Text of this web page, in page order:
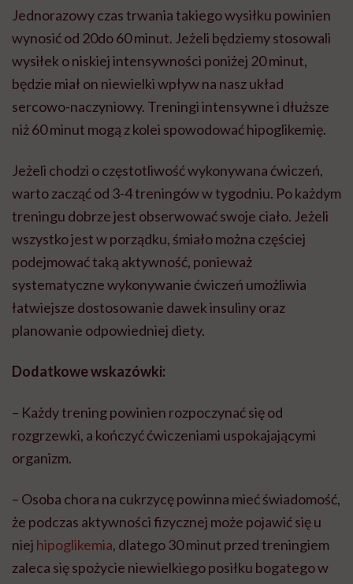
Jednorazowy czas trwania takiego wysiłku powinien
wynosić od 20do 60 minut. Jeżeli będziemy stosowali
wysiłek o niskiej intensywności poniżej 20 minut,
będzie miał on niewielki wpływ na nasz układ
sercowo-naczyniowy. Treningi intensywne i dłuższe
niż 60 minut mogą z kolei spowodować hipoglikemię.
Jeżeli chodzi o częstotliwość wykonywana ćwiczeń,
warto zacząć od 3-4 treningów w tygodniu. Po każdym
treningu dobrze jest obserwować swoje ciało. Jeżeli
wszystko jest w porządku, śmiało można częściej
podejmować taką aktywność, ponieważ
systematyczne wykonywanie ćwiczeń umożliwia
łatwiejsze dostosowanie dawek insuliny oraz
planowanie odpowiedniej diety.
Dodatkowe wskazówki:
– Każdy trening powinien rozpoczynać się od
rozgrzewki, a kończyć ćwiczeniami uspokajającymi
organizm.
– Osoba chora na cukrzycę powinna mieć świadomość,
że podczas aktywności fizycznej może pojawić się u
niej hipoglikemia, dlatego 30 minut przed treningiem
zaleca się spożycie niewielkiego posiłku bogatego w